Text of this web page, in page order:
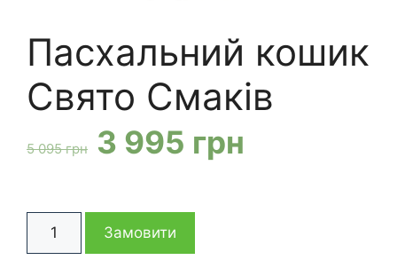
Пасхальний кошик
Свято Смаків
5 095грн
Оригінальна
5
3 995 грн
кошик
Замовити